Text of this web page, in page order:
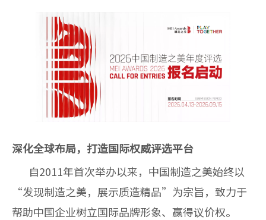
深化全球布局，打造国际权威评选平台
自2011年首次举办以来，中国制造之美始终以
“发现制造之美，展示质造精品”为宗旨，致力于
帮助中国企业树立国际品牌形象、赢得议价权。